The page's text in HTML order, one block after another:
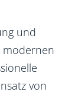
und
modernen
von